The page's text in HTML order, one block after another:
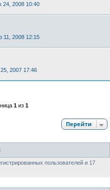
24, 2008 10:40
11, 2008 12:15
25, 2007 17:46
1из 1
Перейти
пользователей и 17